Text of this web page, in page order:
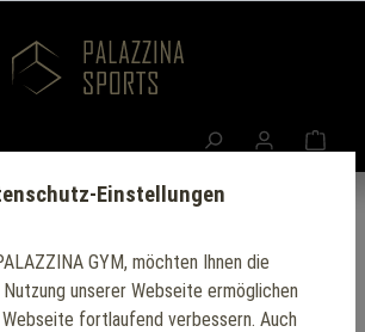
Einstellungen
GYM, möchten Ihnen die
unserer Webseite ermöglichen
fortlaufend verbessern. Auch